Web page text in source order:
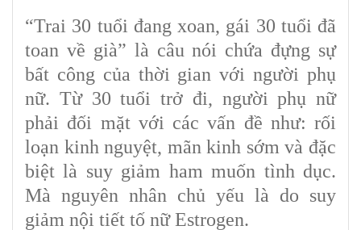
“Trai 30 tuổi đang xoan, gái 30 tuổi đã
toan về già” là câu nói chứa đựng sự
bất công của thời gian với người phụ
nữ. Từ 30 tuổi trở đi, người phụ nữ
phải đối mặt với các vấn đề như: rối
loạn kinh nguyệt, mãn kinh sớm và đặc
biệt là suy giảm ham muốn tình dục.
Mà nguyên nhân chủ yếu là do suy
giảm nội tiết tố nữ Estrogen.